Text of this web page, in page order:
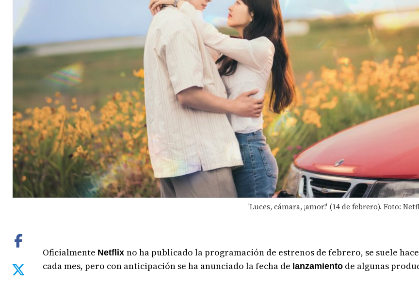
'Luces, cámara, ¡amor!' (14 de febrero). Foto:
Oficialmente Netflixno ha publicado la programación de estrenos de febrero, se suele
cada mes, pero con anticipación se ha anunciado la fecha de lanzamiento de algunas